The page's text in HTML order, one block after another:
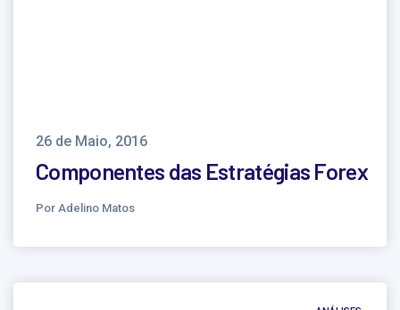
26 de Maio, 2016
Componentes das Estratégias Forex
Por Adelino Matos